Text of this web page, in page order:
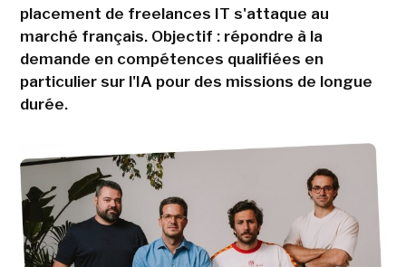
placement de freelances IT s'attaque au
marché français. Objectif : répondre à la
demande en compétences qualifiées en
particulier sur l'IA pour des missions de longue
durée.